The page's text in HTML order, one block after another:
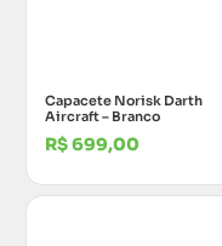
Capacete Norisk Darth
Aircraft – Branco
R$699,00